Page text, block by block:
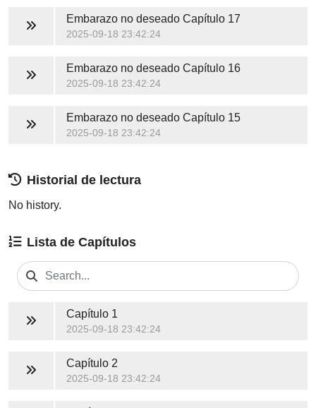
Embarazo no deseadoCapítulo 17
2025-09-18 23:42:24
Embarazo no deseadoCapítulo 16
2025-09-18 23:42:24
Embarazo no deseadoCapítulo 15
2025-09-18 23:42:24
Historial de lectura
No history.
Lista de Capítulos
Capítulo 1
2025-09-18 23:42:24
Capítulo 2
2025-09-18 23:42:24